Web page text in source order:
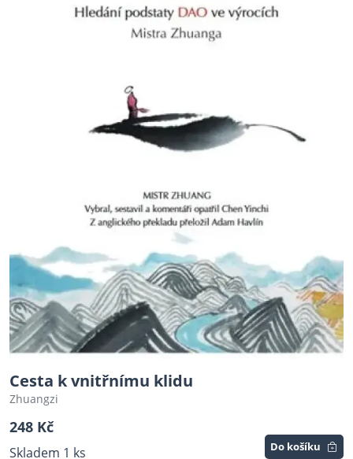
Cesta k vnitřnímu klidu
Zhuangzi
248 Kč
Skladem 1 ks Do košíku